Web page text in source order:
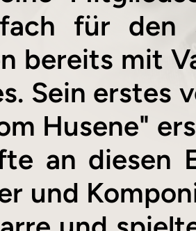
für den
bereits mit
Sein erstes
Husene"
an diesen
und